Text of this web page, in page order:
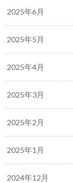
2025年6月
2025年5月
2025年4月
2025年3月
2025年2月
2025年1月
2024年12月